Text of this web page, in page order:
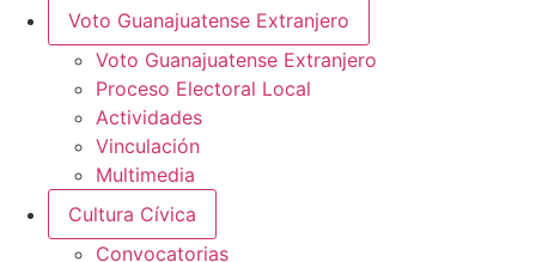
Voto Guanajuatense Extranjero
Voto Guanajuatense Extranjero
Proceso Electoral Local
Actividades
Vinculación
Multimedia
Cultura Cívica
Convocatorias